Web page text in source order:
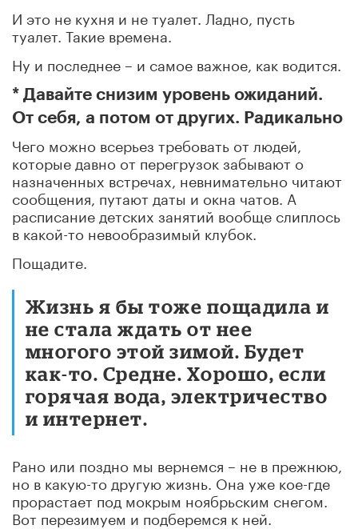
И это не кухня и не туалет. Ладно, пусть
туалет. Такие времена.
Ну и последнее – и самое важное, как водится.
* Давайте снизим уровень ожиданий.
От себя, а потом от других. Радикально
Чего можно всерьез требовать от людей,
которые давно от перегрузок забывают о
назначенных встречах, невнимательно читают
сообщения, путают даты и окна чатов. А
расписание детских занятий вообще слиплось
в какой-то невообразимый клубок.
Пощадите.
Жизнь я бы тоже пощадила и
не стала ждать от нее
многого этой зимой. Будет
как-то. Средне. Хорошо, если
горячая вода, электричество
и интернет.
Рано или поздно мы вернемся – не в прежнюю,
но в какую-то другую жизнь. Она уже кое-где
прорастает под мокрым ноябрьским снегом.
Вот перезимуем и подберемся к ней.